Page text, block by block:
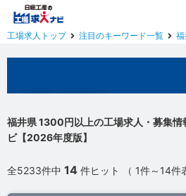
工場求人トップ 注目のキーワード一覧
福井県 1300円以上の工場求人・募集
ビ【2026年度版】
全5233件中 14 件ヒット （ 1件～14件